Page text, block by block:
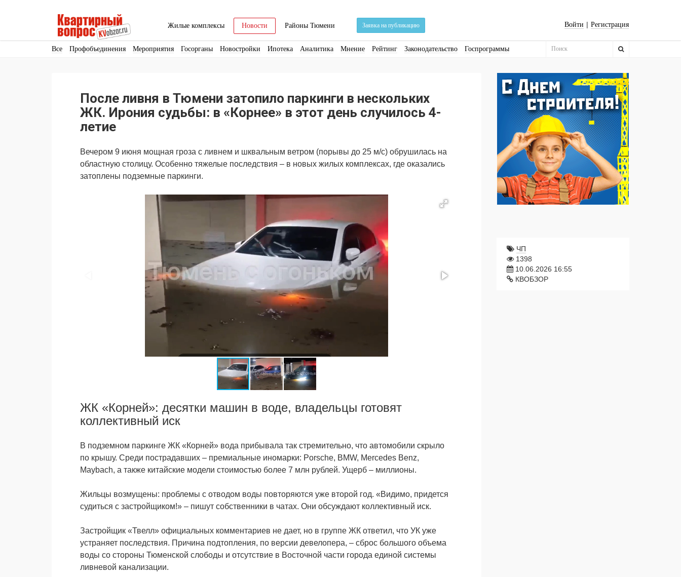
Жилые комплексы Новости Районы Тюмени Заявка на публикацию Войти | Регистрация
Все Профобъединения Мероприятия Госорганы Новостройки Ипотека Аналитика Мнение Рейтинг Законодательство Госпрограммы
После ливня в Тюмени затопило паркинги в нескольких
ЖК. Ирония судьбы: в «Корнее» в этот день случилось 4-
летие
Вечером 9 июня мощная гроза с ливнем и шквальным ветром (порывы до 25 м/с) обрушилась на
областную столицу. Особенно тяжелые последствия – в новых жилых комплексах, где оказались
затоплены подземные паркинги.
ЖК «Корней»: десятки машин в воде, владельцы готовят
коллективный иск
В подземном пaркинге ЖК «Корней» вода прибывала так стремительно, что автомобили скрыло
по крышу. Среди пострадавших – премиальные иномарки: Porsche, BMW, Mercedes Benz,
Maybach, а также китайские модели стоимостью более 7 млн рублей. Ущерб – миллионы.
Жильцы возмущены: проблемы с отводом воды повторяются уже второй год. «Видимо, придется
судиться с застройщиком!» – пишут собственники в чатах. Они обсуждают коллективный иск.
Застройщик «Твелл» официальных комментариев не дает, но в группе ЖК ответил, что УК уже
устраняет последствия. Причина подтопления, по версии девелопера, – сброс большого объема
воды со стороны Тюменской слободы и отсутствие в Восточной части города единой системы
ливневой канализации.
ЧП
1398
10.06.2026 16:55
КВОБЗОР